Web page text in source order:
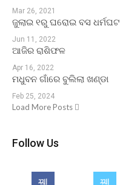
Mar 26, 2021
ଜୁଲାଇ ୧ରୁ ଘରୋଇ ବସ ଧର୍ମଘଟ
Jun 11, 2022
ଆଜିର ରାଶିଫଳ
Apr 16, 2022
ମଧୁବନ ଗାଁରେ ବୁଲିଲା ଖଣ୍ଡା
Feb 25, 2024
Load More Posts
Follow Us